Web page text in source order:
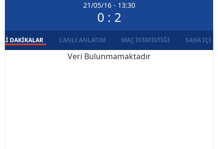
21/05/16 - 13:30
0 : 2
DAKIKALAR CANLI ANLATIM MAÇ İSTATISTIĞI SAHA İÇI
Veri Bulunmamaktadır